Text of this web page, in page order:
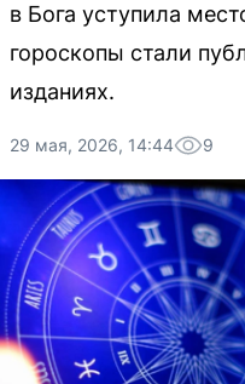
в Бога уступила
гороскопы стали
изданиях.
29 мая, 2026, 14:44 9